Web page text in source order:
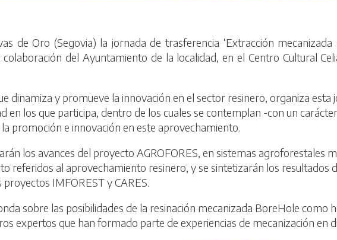
de Oro (Segovia) la jornada de trasferencia ‘Extracción
colaboración del Ayuntamiento de la localidad, en el Centro Cultural
dinamiza y promueve la innovación en el sector resinero, organiza esta
en los que participa, dentro de los cuales se contemplan -con un
promoción e innovación en este aprovechamiento.
los avances del proyecto AGROFORES, en sistemas agroforestales
referidos al aprovechamiento resinero, y se sintetizarán los resultados
proyectos IMFOREST y CARES.
sobre las posibilidades de la resinación mecanizada BoreHole como
expertos que han formado parte de experiencias de mecanización en